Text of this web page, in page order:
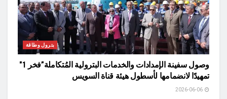
بترول وطاقة
وصول سفينة الإمدادات والخدمات البترولية المُتكاملة”فخر 1″
تمهيدًا لانضمامها لأسطول هيئة قناة السويس